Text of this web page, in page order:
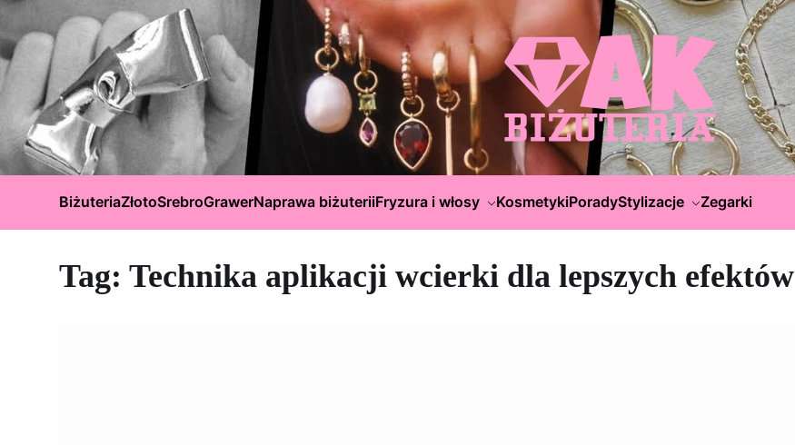
BiżuteriaZłotoSrebroGrawerNaprawa biżuteriiFryzura i włosy KosmetykiPoradyStylizacje Zegarki
Tag: Technika aplikacji wcierki dla lepszych efektów